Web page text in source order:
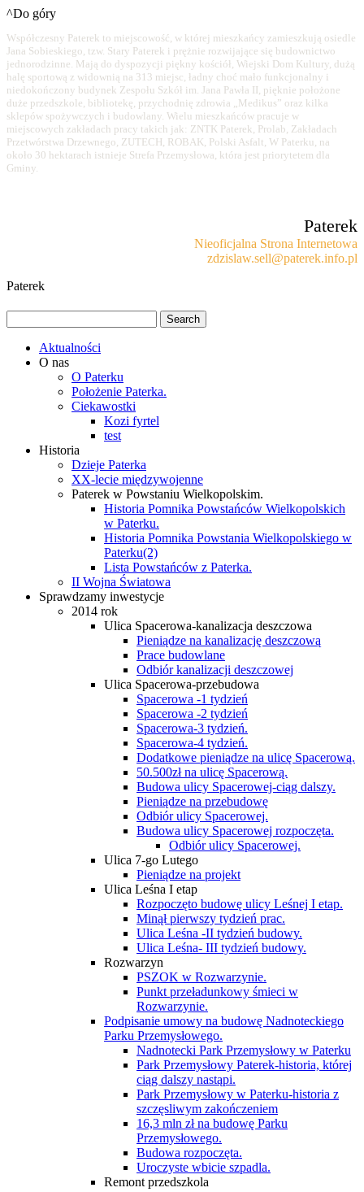
^Do góry
Współczesny Paterek to miejscowość, w której mieszkańcy zamieszkują osiedle
Jana Sobieskiego, tzw. Stary Paterek i prężnie rozwijające się budownictwo
jednorodzinne. Mają do dyspozycji piękny kościół, Wiejski Dom Kultury, dużą
halę sportową z widownią na 313 miejsc, ładny choć mało funkcjonalny i
niedokończony budynek Zespołu Szkół im. Jana Pawła II, pięknie położone
duże przedszkole, bibliotekę, przychodnię zdrowia „Medikus” oraz kilka
sklepów spożywczych i budowlany. Wielu mieszkańców pracuje w
miejscowych zakładach pracy takich jak: ZNTK Paterek, Prolab, Zakładach
Przetwórstwa Drzewnego, ZUTECH, ROBAK, Polski Asfalt, W Paterku, na
około 30 hektarach istnieje Strefa Przemysłowa, która jest priorytetem dla
Gminy.
Paterek
Nieoficjalna Strona Internetowa
zdzislaw.sell@paterek.info.pl
Paterek
Aktualności
O nas
O Paterku
Położenie Paterka.
Ciekawostki
Kozi fyrtel
test
Historia
Dzieje Paterka
XX-lecie międzywojenne
Paterek w Powstaniu Wielkopolskim.
Historia Pomnika Powstańców Wielkopolskich
w Paterku.
Historia Pomnika Powstania Wielkopolskiego w
Paterku(2)
Lista Powstańców z Paterka.
II Wojna Światowa
Sprawdzamy inwestycje
2014 rok
Ulica Spacerowa-kanalizacja deszczowa
Pieniądze na kanalizację deszczową
Prace budowlane
Odbiór kanalizacji deszczowej
Ulica Spacerowa-przebudowa
Spacerowa -1 tydzień
Spacerowa -2 tydzień
Spacerowa-3 tydzień.
Spacerowa-4 tydzień.
Dodatkowe pieniądze na ulicę Spacerową.
50.500zł na ulicę Spacerową.
Budowa ulicy Spacerowej-ciąg dalszy.
Pieniądze na przebudowę
Odbiór ulicy Spacerowej.
Budowa ulicy Spacerowej rozpoczęta.
Odbiór ulicy Spacerowej.
Ulica 7-go Lutego
Pieniądze na projekt
Ulica Leśna I etap
Rozpoczęto budowę ulicy Leśnej I etap.
Minął pierwszy tydzień prac.
Ulica Leśna -II tydzień budowy.
Ulica Leśna- III tydzień budowy.
Rozwarzyn
PSZOK w Rozwarzynie.
Punkt przeładunkowy śmieci w
Rozwarzynie.
Podpisanie umowy na budowę Nadnoteckiego
Parku Przemysłowego.
Nadnotecki Park Przemysłowy w Paterku
Park Przemysłowy Paterek-historia, której
ciąg dalszy nastąpi.
Park Przemysłowy w Paterku-historia z
szczęsliwym zakończeniem
16,3 mln zł na budowę Parku
Przemysłowego.
Budowa rozpoczęta.
Uroczyste wbicie szpadla.
Remont przedszkola